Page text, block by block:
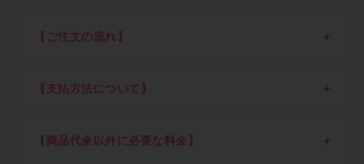
【ご注文の流れ】
業者の方は最初に新規会員登録（無料）を行って下さ
【支払方法について】
現金掛け払いご希望の方は「Paid利用規約」（売掛金
【商品代金以外に必要な料金】